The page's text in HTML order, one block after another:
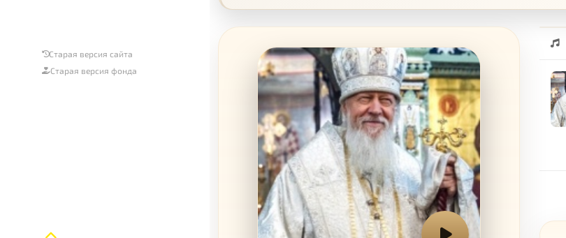
Старая версия сайта
Старая версия фонда